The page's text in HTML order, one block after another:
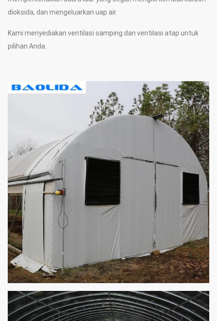
dioksida, dan mengeluarkan uap air.
Kami menyediakan ventilasi samping dan ventilasi atap untuk
pilihan Anda.